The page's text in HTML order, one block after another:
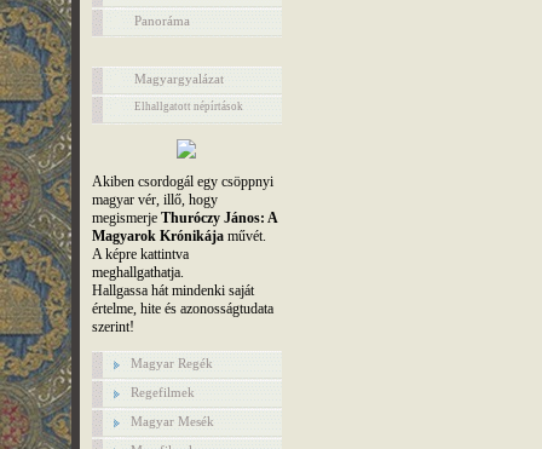
Panoráma
Magyargyalázat
Elhallgatott népírtások
Akiben csordogál egy csöppnyi
magyar vér, illő, hogy
megismerje Thuróczy János: A
Magyarok Krónikájaművét.
A képre kattintva
meghallgathatja.
Hallgassa hát mindenki saját
értelme, hite és azonosságtudata
szerint!
Magyar Regék
Regefilmek
Magyar Mesék